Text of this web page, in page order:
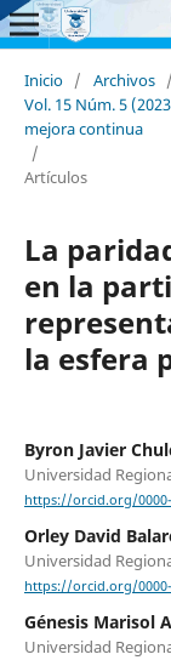
Inicio / Archivos /
Vol. 15 Núm. 5
mejora continua
/
Artículos
La
en la
la esfera
Byron Javier
Universidad
https://orcid.org/0000-
Orley David
Universidad
https://orcid.org/0000-
Génesis Marisol
Universidad